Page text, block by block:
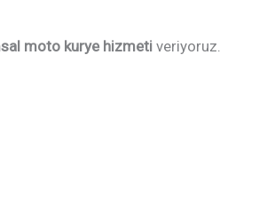
moto kurye hizmeti veriyoruz.